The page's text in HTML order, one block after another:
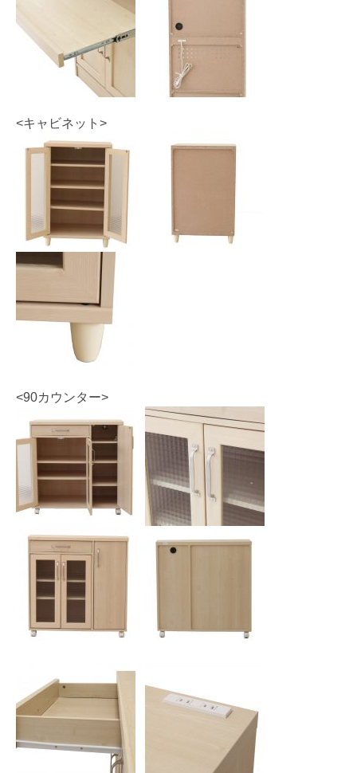
<キャビネット>
<90カウンター>